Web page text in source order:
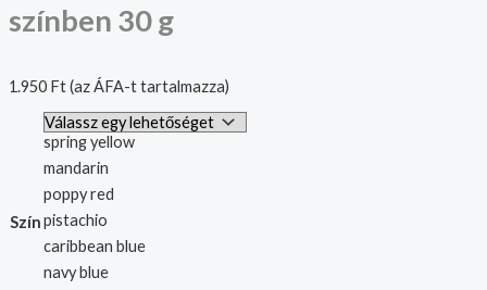
színben 30 g
1.950 Ft(az ÁFA-t tartalmazza)
Szín
spring yellow
mandarin
poppy red
pistachio
caribbean blue
navy blue